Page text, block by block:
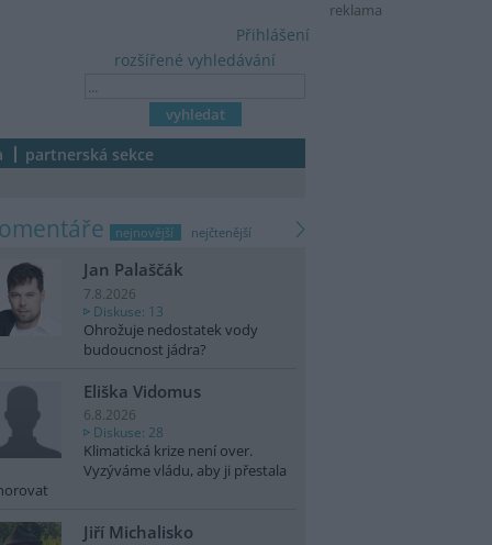
reklama
rozšířené vyhledávání
Přihlášení
partnerská sekce
nejnovější nejčtenější
Jan Palaščák
7.8.2026
Diskuse: 13
Ohrožuje nedostatek vody
budoucnost jádra?
Eliška Vidomus
6.8.2026
Diskuse: 28
Klimatická krize není over.
Vyzýváme vládu, aby ji přestala
Jiří Michalisko